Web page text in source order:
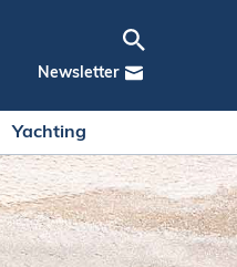
Newsletter
Yachting